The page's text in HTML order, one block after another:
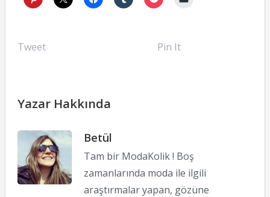
Tweet Pin It
Yazar Hakkında
Betül
Tam bir ModaKolik ! Boş
zamanlarında moda ile ilgili
araştırmalar yapan, gözüne